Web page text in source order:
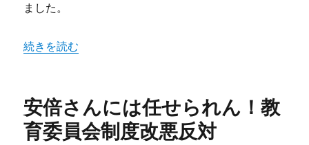
ました。
“安倍暴走をゆるすな！円山音楽堂で府民大集会” の
続きを読む
安倍さんには任せられん！教
育委員会制度改悪反対